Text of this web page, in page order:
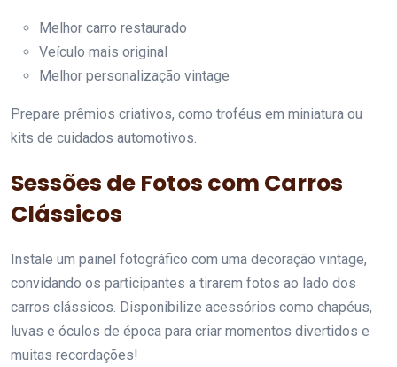
Melhor carro restaurado
Veículo mais original
Melhor personalização vintage
Prepare prêmios criativos, como troféus em miniatura ou
kits de cuidados automotivos.
Sessões de Fotos com Carros
Clássicos
Instale um painel fotográfico com uma decoração vintage,
convidando os participantes a tirarem fotos ao lado dos
carros clássicos. Disponibilize acessórios como chapéus,
luvas e óculos de época para criar momentos divertidos e
muitas recordações!